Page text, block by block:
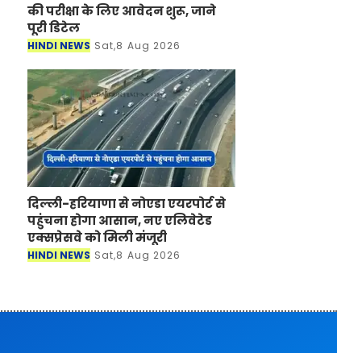
की परीक्षा के लिए आवेदन शुरू, जाने
पूरी डिटेल
HINDI NEWS Sat,8 Aug 2026
दिल्ली-हरियाणा से नोएडा एयरपोर्ट से
पहुंचना होगा आसान, नए एलिवेटेड
एक्सप्रेसवे को मिली मंजूरी
HINDI NEWS Sat,8 Aug 2026